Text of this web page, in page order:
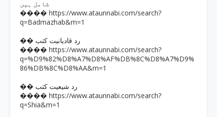
شامل ہیں
���� https://www.ataunnabi.com/search?
q=Badmazhab&m=1
�� رد قادیانیت کتب
���� https://www.ataunnabi.com/search?
q=%D9%82%D8%A7%D8%AF%DB%8C%D8%A7%D9%
86%DB%8C%D8%AA&m=1
�� رد شیعیت کتب
���� https://www.ataunnabi.com/search?
q=Shia&m=1